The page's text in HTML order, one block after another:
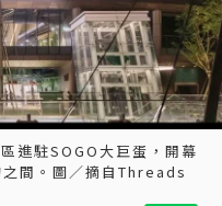
進駐SOGO大巨蛋，開幕
間。圖／摘自Threads